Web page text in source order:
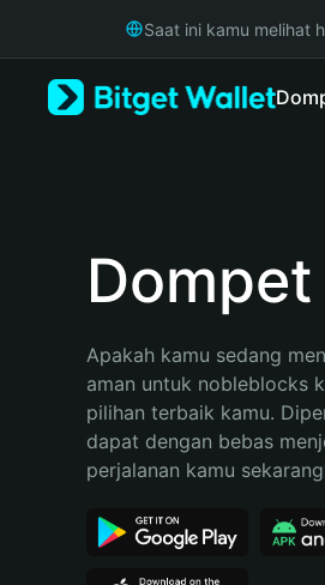
Русский
Bahasa Indonesia
Español (Argentina)
Saat ini kamu melihat
Apakah kamu sedang
aman untuk nobleblocks
pilihan terbaik kamu.
dapat dengan bebas
perjalanan kamu